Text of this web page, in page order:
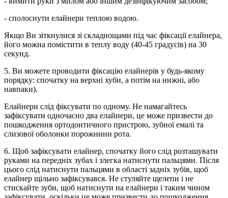
- сполоснути елайнери теплою водою.
Якщо Ви зіткнулися зі складнощами під час фіксації елайнера,
його можна помістити в теплу воду (40-45 градусів) на 30
секунд.
5. Ви можете проводити фіксацію елайнерів у будь-якому
порядку: спочатку на верхні хуби, а потім на нижні, або
навпаки).
Елайнери слід фіксувати по одному. Не намагайтесь
зафіксувати одночасно два елайнери, це може призвести до
пошкодження ортодонтичного пристрою, зубної емалі та
слизової оболонки порожнини рота.
6. Щоб зафіксувати елайнер, спочатку його слід розташувати
руками на передніх зубах і злегка натиснути пальцями. Після
цього слід натиснути пальцями в області задніх зубів, щоб
елайнер щільно зафіксувався. Не стуляйте щелепи і не
стискайте зуби, щоб натиснути на елайнери і таким чином